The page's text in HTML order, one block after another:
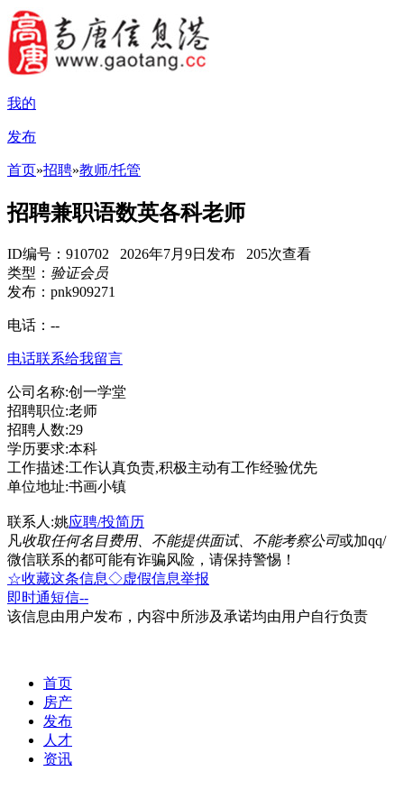
我的
发布
首页»招聘»教师/托管
招聘兼职语数英各科老师
ID编号：910702 2026年7月9日发布 205次查看
类型： 验证会员
发布：pnk909271
电话： --
电话联系给我留言
公司名称:创一学堂
招聘职位:老师
招聘人数:29
学历要求:本科
工作描述:工作认真负责,积极主动有工作经验优先
单位地址:书画小镇
联系人:姚应聘/投简历
凡收取任何名目费用、不能提供面试、不能考察公司或加qq/
微信联系的都可能有诈骗风险，请保持警惕！
☆收藏这条信息◇虚假信息举报
即时通短信--
该信息由用户发布，内容中所涉及承诺均由用户自行负责
首页
房产
发布
人才
资讯